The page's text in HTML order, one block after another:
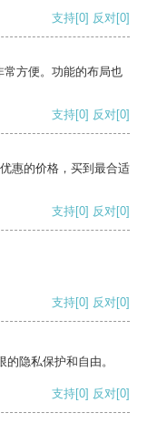
支持[0] 反对[0]
方便。功能的布局也
支持[0] 反对[0]
惠的价格，买到最合适
支持[0] 反对[0]
支持[0] 反对[0]
隐私保护和自由。
支持[0] 反对[0]